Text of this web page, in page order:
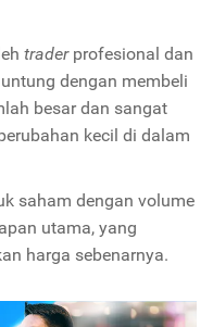
trader profesional dan
dengan membeli
besar dan sangat
kecil di dalam
saham dengan volume
utama, yang
harga sebenarnya.